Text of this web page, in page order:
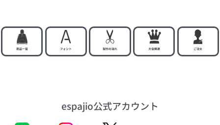
espajio公式アカウント